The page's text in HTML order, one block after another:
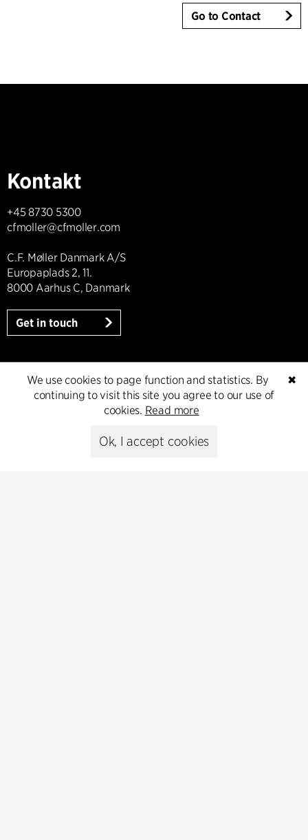
Go to Contact
Kontakt
+45 8730 5300
cfmoller@cfmoller.com
C.F. Møller Danmark A/S
Europaplads 2, 11.
8000 Aarhus C, Danmark
Get in touch
Presse
Peter Sikker Rasmussen
✖
We use cookies to page function and statistics. By
continuing to visit this site you agree to our use of
cookies. Read more
Ok, I accept cookies